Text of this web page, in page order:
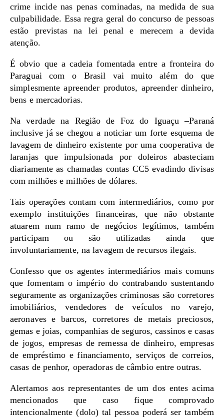
crime incide nas penas cominadas, na medida de sua
culpabilidade. Essa regra geral do concurso de pessoas
estão previstas na lei penal e merecem a devida
atenção.
É obvio que a cadeia fomentada entre a fronteira do
Paraguai com o Brasil vai muito além do que
simplesmente apreender produtos, apreender dinheiro,
bens e mercadorias.
Na verdade na Região de Foz do Iguaçu –Paraná
inclusive já se chegou a noticiar um forte esquema de
lavagem de dinheiro existente por uma cooperativa de
laranjas que impulsionada por doleiros abasteciam
diariamente as chamadas contas CC5 evadindo divisas
com milhões e milhões de dólares.
Tais operações contam com intermediários, como por
exemplo instituições financeiras, que não obstante
atuarem num ramo de negócios legítimos, também
participam ou são utilizadas ainda que
involuntariamente, na lavagem de recursos ilegais.
Confesso que os agentes intermediários mais comuns
que fomentam o império do contrabando sustentando
seguramente as organizações criminosas são corretores
imobiliários, vendedores de veículos no varejo,
aeronaves e barcos, corretores de metais preciosos,
gemas e joias, companhias de seguros, cassinos e casas
de jogos, empresas de remessa de dinheiro, empresas
de empréstimo e financiamento, serviços de correios,
casas de penhor, operadoras de câmbio entre outras.
Alertamos aos representantes de um dos entes acima
mencionados que caso fique comprovado
intencionalmente (dolo) tal pessoa poderá ser também